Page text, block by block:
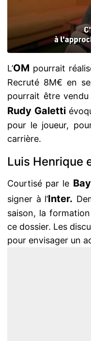
L’OM pourrait
Recruté 8M€ en
pourrait être
Rudy Galetti
pour le joueur,
carrière.
Luis Henrique
Courtisé par le
signer à l’Inter.
saison, la
ce dossier. Les
pour envisager un